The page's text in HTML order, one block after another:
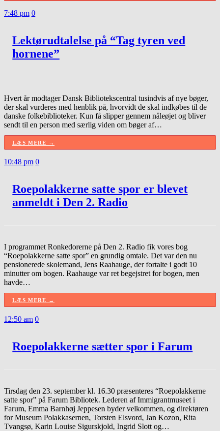
7:48 pm 0
Lektørudtalelse på “Tag tyren ved
hornene”
Hvert år modtager Dansk Bibliotekscentral tusindvis af nye bøger,
der skal vurderes med henblik på, hvorvidt de skal indkøbes til de
danske folkebiblioteker. Kun få slipper gennem nåleøjet og bliver
sendt til en person med særlig viden om bøger af…
LÆS MERE →
10:48 pm 0
Roepolakkerne satte spor er blevet
anmeldt i Den 2. Radio
I programmet Ronkedorerne på Den 2. Radio fik vores bog
“Roepolakkerne satte spor” en grundig omtale. Det var den nu
pensionerede skolemand, Jens Raahauge, der fortalte i godt 10
minutter om bogen. Raahauge var ret begejstret for bogen, men
havde…
LÆS MERE →
12:50 am 0
Roepolakkerne sætter spor i Farum
Tirsdag den 23. september kl. 16.30 præsenteres “Roepolakkerne
satte spor” på Farum Bibliotek. Lederen af ​​Immigrantmuseet i
Farum, Emma Barnhøj Jeppesen byder velkommen, og direktøren
for Museum Polakkasernen, Torsten Elsvord, Jan Kozon, Rita
Tvangsø, Karin Louise Sigurskjold, Ingrid Slott og…